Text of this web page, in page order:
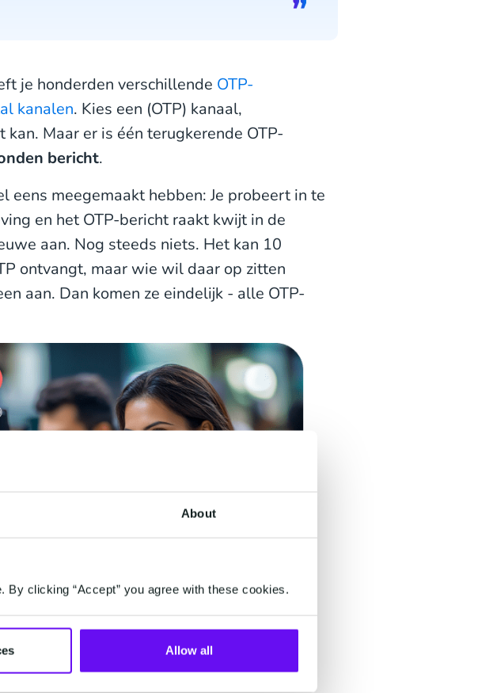
About
clicking “Accept” you agree with these cookies.
Allow all
je honderden verschillende OTP-
kanalen. Kies een (OTP) kanaal,
Maar er is één terugkerende OTP-
bericht.
eens meegemaakt hebben: Je probeert in te
en het OTP-bericht raakt kwijt in de
aan. Nog steeds niets. Het kan 10
ontvangt, maar wie wil daar op zitten
aan. Dan komen ze eindelijk - alle OTP-
Dan hebben je klanten dat ook! En als